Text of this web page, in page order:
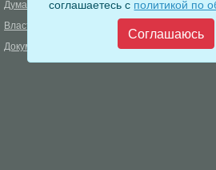
Дума
Власть
Документы
ОФИЦИАЛЬНЫЙ ВЕСТНИК
Меры
соглашаетесь с политикой по
Соглашаюсь